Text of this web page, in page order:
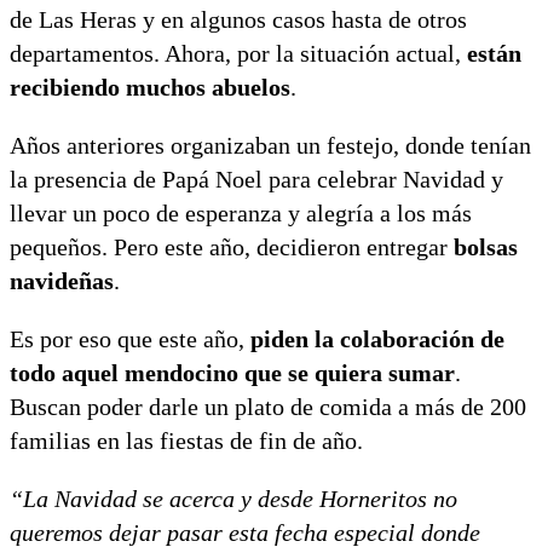
de Las Heras y en algunos casos hasta de otros
departamentos. Ahora, por la situación actual, están
recibiendo muchos abuelos.
Años anteriores organizaban un festejo, donde tenían
la presencia de Papá Noel para celebrar Navidad y
llevar un poco de esperanza y alegría a los más
pequeños. Pero este año, decidieron entregar bolsas
navideñas.
Es por eso que este año, piden la colaboración de
todo aquel mendocino que se quiera sumar.
Buscan poder darle un plato de comida a más de 200
familias en las fiestas de fin de año.
“La Navidad se acerca y desde Horneritos no
queremos dejar pasar esta fecha especial donde